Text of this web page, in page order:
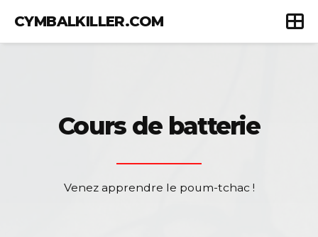
CYMBALKILLER.COM
Cours de batterie
Venez apprendre le poum-tchac !